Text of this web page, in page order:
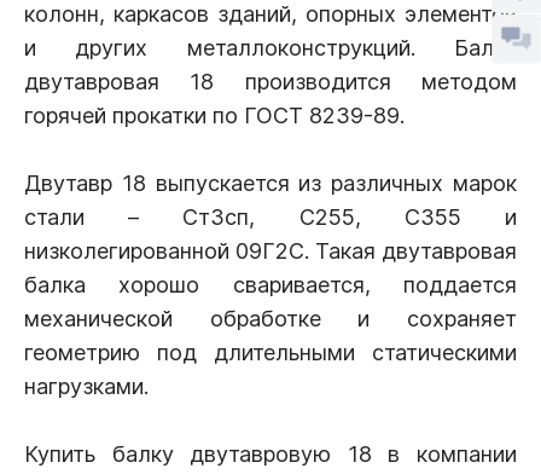
колонн, каркасов зданий, опорных элементов
и других металлоконструкций. Балка
двутавровая 18 производится методом
горячей прокатки по ГОСТ 8239-89.
Двутавр 18 выпускается из различных марок
стали – Ст3сп, С255, С355 и
низколегированной 09Г2С. Такая двутавровая
балка хорошо сваривается, поддается
механической обработке и сохраняет
геометрию под длительными статическими
нагрузками.
Купить балку двутавровую 18 в компании